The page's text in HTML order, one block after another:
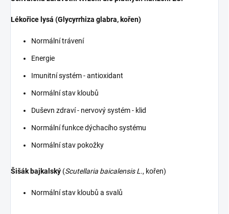
Lékořice lysá (Glycyrrhiza glabra, kořen)
Normální trávení
Energie
Imunitní systém - antioxidant
Normální stav kloubů
Duševn zdraví - nervový systém - klid
Normální funkce dýchacího systému
Normální stav pokožky
Šišák bajkalský (Scutellaria baicalensis L., kořen)
Normální stav kloubů a svalů